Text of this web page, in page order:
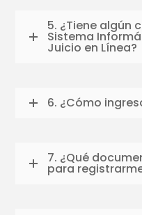
5. ¿Tiene algún
Sistema
Juicio en Línea?
6. ¿Cómo
7. ¿Qué
para